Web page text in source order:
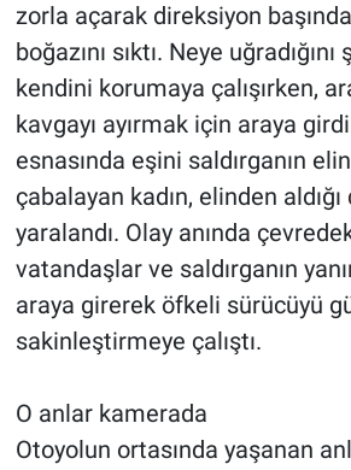
zorla açarak direksiyon
boğazını sıktı. Neye
kendini korumaya çalışırken,
kavgayı ayırmak için araya
esnasında eşini saldırganın
çabalayan kadın, elinden
yaralandı. Olay anında
vatandaşlar ve saldırganın
araya girerek öfkeli sürücüyü
sakinleştirmeye çalıştı.
O anlar kamerada
Otoyolun ortasında yaşanan